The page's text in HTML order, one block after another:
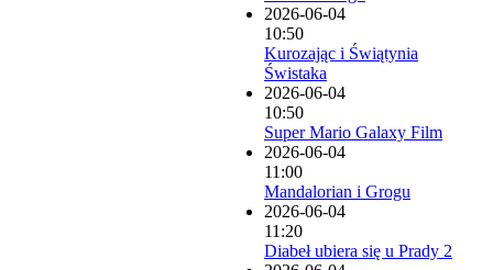
2026-06-04
10:50
Kurozając i Świątynia
Świstaka
2026-06-04
10:50
Super Mario Galaxy Film
2026-06-04
11:00
Mandalorian i Grogu
2026-06-04
11:20
Diabeł ubiera się u Prady 2